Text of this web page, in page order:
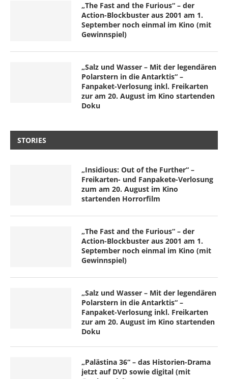
„The Fast and the Furious“ – der
Action-Blockbuster aus 2001 am 1.
September noch einmal im Kino (mit
Gewinnspiel)
„Salz und Wasser – Mit der legendären
Polarstern in die Antarktis“ –
Fanpaket-Verlosung inkl. Freikarten
zur am 20. August im Kino startenden
Doku
STORIES
„Insidious: Out of the Further“ –
Freikarten- und Fanpakete-Verlosung
zum am 20. August im Kino
startenden Horrorfilm
„The Fast and the Furious“ – der
Action-Blockbuster aus 2001 am 1.
September noch einmal im Kino (mit
Gewinnspiel)
„Salz und Wasser – Mit der legendären
Polarstern in die Antarktis“ –
Fanpaket-Verlosung inkl. Freikarten
zur am 20. August im Kino startenden
Doku
„Palästina 36“ – das Historien-Drama
jetzt auf DVD sowie digital (mit